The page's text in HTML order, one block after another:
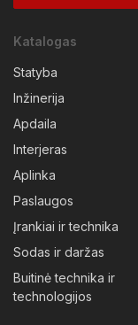
Katalogas
Statyba
Inžinerija
Apdaila
Interjeras
Aplinka
Paslaugos
Įrankiai ir technika
Sodas ir daržas
Buitinė technika ir
technologijos